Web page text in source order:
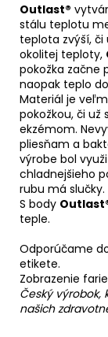
Outlast®
stálu teplotu
teplota zvýší,
okolitej teploty,
pokožka začne
naopak teplo
Materiál je
pokožkou, či už
ekzémom.
pliesňam a
výrobe bol
chladnejšieho
rubu má slučky.
S body
teple.
Odporúčame
etikete.
Zobrazenie
Český
našich